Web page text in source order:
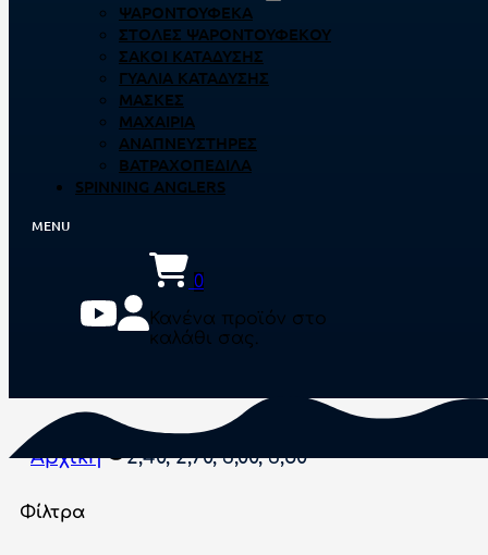
ΨΑΡΟΝΤΟΎΦΕΚΑ
ΣΤΟΛΈΣ ΨΑΡΟΝΤΟΎΦΕΚΟΥ
ΣΆΚΟΙ ΚΑΤΆΔΥΣΗΣ
ΓΥΑΛΙΆ ΚΑΤΆΔΥΣΗΣ
ΜΆΣΚΕΣ
ΜΑΧΑΊΡΙΑ
ΑΝΑΠΝΕΥΣΤΉΡΕΣ
ΒΑΤΡΑΧΟΠΈΔΙΛΑ
SPINNING ANGLERS
0
Κανένα προϊόν στο
καλάθι σας.
Αρχική 2,40, 2,70, 3,00, 3,50
Φίλτρα